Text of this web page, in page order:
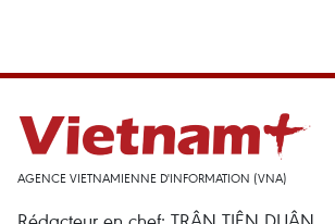
AGENCE VIETNAMIENNE D'INFORMATION (VNA)